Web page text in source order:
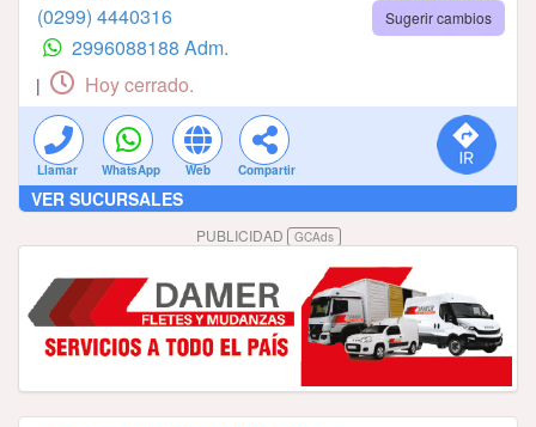
(0299) 4440316
2996088188 Adm.
Sugerir cambios
| Hoy cerrado.
Llamar WhatsApp Web Compartir
VER SUCURSALES
PUBLICIDAD GCAds